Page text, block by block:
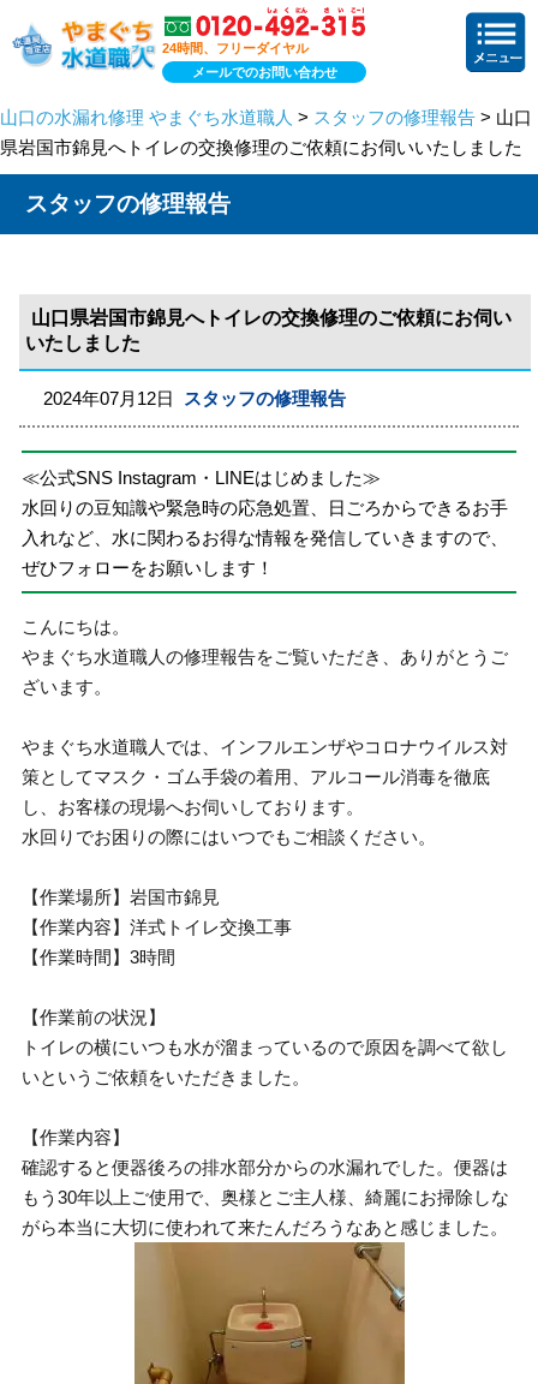
24時間、フリーダイヤル
メールでのお問い合わせ
山口の水漏れ修理 やまぐち水道職人 > スタッフの修理報告 > 山口
県岩国市錦見へトイレの交換修理のご依頼にお伺いいたしました
スタッフの修理報告
山口県岩国市錦見へトイレの交換修理のご依頼にお伺い
いたしました
2024年07月12日 スタッフの修理報告
≪公式SNS Instagram・LINEはじめました≫
水回りの豆知識や緊急時の応急処置、日ごろからできるお手
入れなど、水に関わるお得な情報を発信していきますので、
ぜひフォローをお願いします！
こんにちは。
やまぐち水道職人の修理報告をご覧いただき、ありがとうご
ざいます。
やまぐち水道職人では、インフルエンザやコロナウイルス対
策としてマスク・ゴム手袋の着用、アルコール消毒を徹底
し、お客様の現場へお伺いしております。
水回りでお困りの際にはいつでもご相談ください。
【作業場所】岩国市錦見
【作業内容】洋式トイレ交換工事
【作業時間】3時間
【作業前の状況】
トイレの横にいつも水が溜まっているので原因を調べて欲し
いというご依頼をいただきました。
【作業内容】
確認すると便器後ろの排水部分からの水漏れでした。便器は
もう30年以上ご使用で、奥様とご主人様、綺麗にお掃除しな
がら本当に大切に使われて来たんだろうなあと感じました。